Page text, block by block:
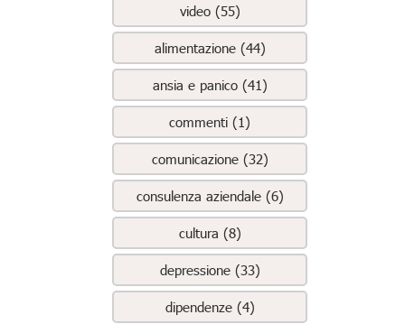
video (55)
alimentazione (44)
ansia e panico (41)
commenti (1)
comunicazione (32)
consulenza aziendale (6)
cultura (8)
depressione (33)
dipendenze (4)